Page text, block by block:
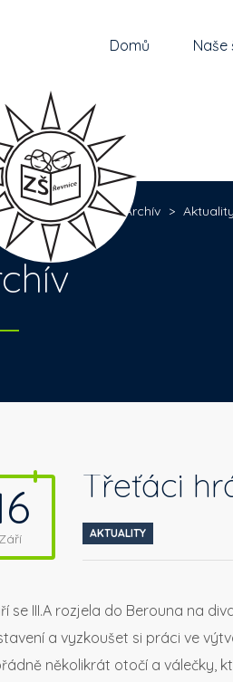
Domů Naše
škola Řevnice > Archív > Aktuality
Září
Třeťáci
AKTUALITY
se III.A rozjela do Berouna na
a vyzkoušet si práci ve
několikrát otočí a válečky,